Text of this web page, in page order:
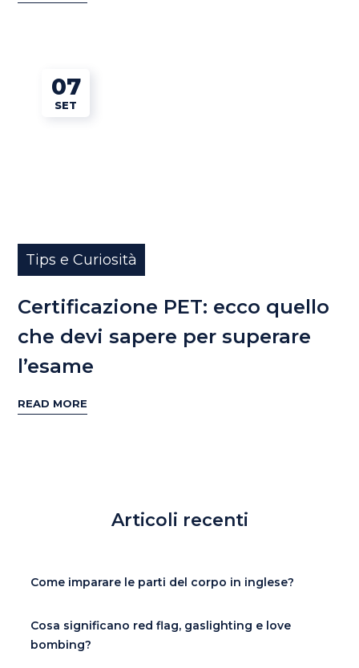
07
SET
Tips e Curiosità
Certificazione PET: ecco quello
che devi sapere per superare
l’esame
READ MORE
Articoli recenti
Come imparare le parti del corpo in inglese?
Cosa significano red flag, gaslighting e love
bombing?